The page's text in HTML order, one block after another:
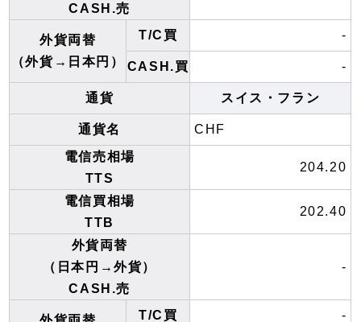
CASH.売
外貨両替
（外貨→日本円）
T/C買 -
CASH.買 -
通貨 スイス・フラン
通貨名
CHF
電信売相場
TTS
204.20
電信買相場
TTB
202.40
外貨両替
（日本円→外貨）
CASH.売
-
T/C買 -